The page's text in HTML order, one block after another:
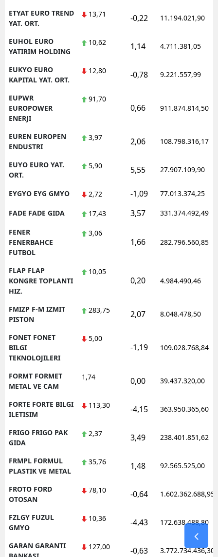
ETYAT EURO TREND
YAT. ORT.
13,71 -0,22 11.194.021,90
EUHOL EURO
YATIRIM HOLDING
10,62 1,14 4.711.381,05
EUKYO EURO
KAPITAL YAT. ORT.
12,80 -0,78 9.221.557,99
EUPWR
EUROPOWER
ENERJI
91,70
0,66 911.874.814,50
EUREN EUROPEN
ENDUSTRI
3,97 2,06 108.798.316,17
EUYO EURO YAT.
ORT.
5,90 5,55 27.907.109,90
EYGYO EYG GMYO 2,72 -1,09 77.013.374,25
FADE FADE GIDA 17,43 3,57 331.374.492,49
FENER
FENERBAHCE
FUTBOL
3,06
1,66 282.796.560,85
FLAP FLAP
KONGRE TOPLANTI
HIZ.
10,05
0,20 4.984.490,46
FMIZP F-M IZMIT
PISTON
283,75 2,07 8.048.478,50
FONET FONET
BILGI
TEKNOLOJILERI
5,00
-1,19 109.028.768,84
FORMT FORMET
METAL VE CAM
1,74 0,00 39.437.320,00
FORTE FORTE BILGI
ILETISIM
113,30 -4,15 363.950.365,60
FRIGO FRIGO PAK
GIDA
2,37 3,49 238.401.851,62
FRMPL FORMUL
PLASTIK VE METAL
35,76 1,48 92.565.525,00
FROTO FORD
OTOSAN
78,10 -0,64 1.602.362.688,95
FZLGY FUZUL
GMYO
10,36 -4,43 172.638.488,80
GARAN GARANTI
127,00 -0,63 3.772.734.436,30